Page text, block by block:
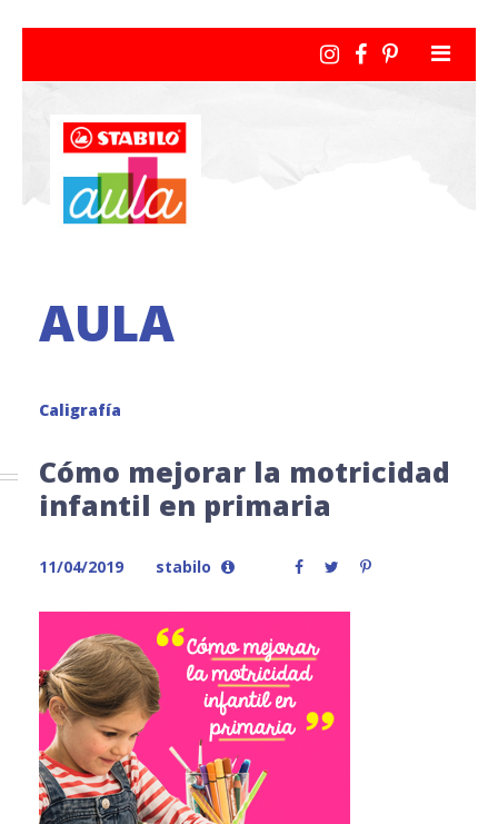
AULA
Caligrafía
Cómo mejorar la motricidad
infantil en primaria
11/04/2019 stabilo